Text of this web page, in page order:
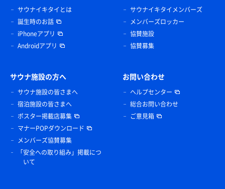
サウナイキタイとは
誕生時のお話
iPhoneアプリ
Androidアプリ
サウナイキタイメンバーズ
メンバーズロッカー
協賛施設
協賛募集
サウナ施設の方へ
サウナ施設の皆さまへ
宿泊施設の皆さまへ
ポスター掲載店募集
マナーPOPダウンロード
メンバーズ協賛募集
「安全への取り組み」掲載につ
いて
お問い合わせ
ヘルプセンター
総合お問い合わせ
ご意見箱